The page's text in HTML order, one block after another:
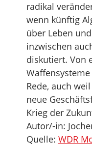
radikal
wenn künftig
über Leben
inzwischen
diskutiert. Von
Rede, auch
neue
Krieg der
Autor/-in:
Quelle: WDR